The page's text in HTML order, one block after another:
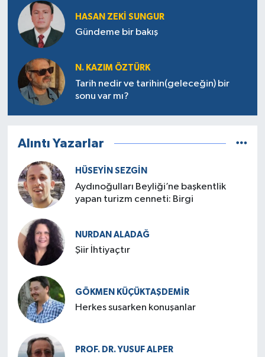
HASAN ZEKI SUNGUR
Gündeme bir bakış
N. KAZIM ÖZTÜRK
Tarih nedir ve tarihin(geleceğin) bir
sonu var mı?
Alıntı Yazarlar
HÜSEYIN SEZGIN
Aydınoğulları Beyliği’ne başkentlik
yapan turizm cenneti: Birgi
NURDAN ALADAĞ
Şiir İhtiyaçtır
GÖKMEN KÜÇÜKTAŞDEMIR
Herkes susarken konuşanlar
PROF. DR. YUSUF ALPER